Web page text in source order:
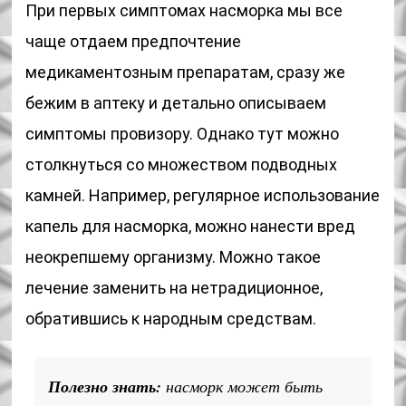
При первых симптомах насморка мы все
чаще отдаем предпочтение
медикаментозным препаратам, сразу же
бежим в аптеку и детально описываем
симптомы провизору. Однако тут можно
столкнуться со множеством подводных
камней. Например, регулярное использование
капель для насморка, можно нанести вред
неокрепшему организму. Можно такое
лечение заменить на нетрадиционное,
обратившись к народным средствам.
Полезно знать: насморк может быть